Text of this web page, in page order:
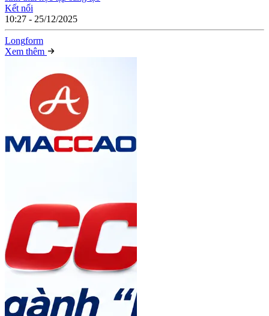
Kết nối
10:27 - 25/12/2025
Longform
Xem thêm